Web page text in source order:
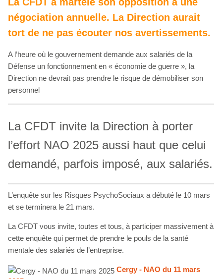
négociation annuelle. La Direction aurait
tort de ne pas écouter nos avertissements.
A l’heure où le gouvernement demande aux salariés de la
Défense un fonctionnement en « économie de guerre », la
Direction ne devrait pas prendre le risque de démobiliser son
personnel
La CFDT invite la Direction à porter
l’effort NAO 2025 aussi haut que celui
demandé, parfois imposé, aux salariés.
L’enquête sur les Risques PsychoSociaux a débuté le 10 mars
et se terminera le 21 mars.
La CFDT vous invite, toutes et tous, à participer massivement à
cette enquête qui permet de prendre le pouls de la santé
mentale des salariés de l’entreprise.
Cergy - NAO du 11 mars